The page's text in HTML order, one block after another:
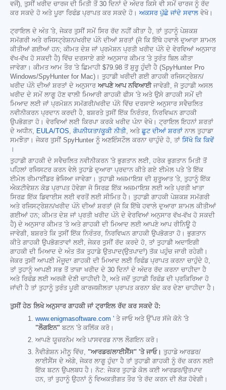
ਵਜੋਂ), ਤੁਸੀਂ ਖਰੀਦ ਚਾਰਜ ਦੀ ਮਿਤੀ ਤੋਂ 30 ਦਿਨਾਂ ਦੇ ਅੰਦਰ ਕਿਸੇ ਵੀ ਸਮੇਂ ਚਾਰਜ ਨੂੰ ਰੱਦ
ਕਰ ਸਕਦੇ ਹੋ ਅਤੇ ਪੂਰਾ ਰਿਫੰਡ ਪ੍ਰਾਪਤ ਕਰ ਸਕਦੇ ਹੋ। ਅਕਸਰ ਪੁੱਛੇ ਜਾਂਦੇ ਸਵਾਲ ਵੇਖੋ।
ਟ੍ਰਾਇਲ ਦੇ ਅੰਤ 'ਤੇ, ਜੇਕਰ ਤੁਸੀਂ ਸਮੇਂ ਸਿਰ ਰੱਦ ਨਹੀਂ ਕੀਤਾ ਹੈ, ਤਾਂ ਤੁਹਾਨੂੰ ਪੇਸ਼ਕਸ਼
ਸਮੱਗਰੀ ਅਤੇ ਰਜਿਸਟ੍ਰੇਸ਼ਨ/ਖਰੀਦ ਪੰਨੇ ਦੀਆਂ ਸ਼ਰਤਾਂ (ਜੋ ਕਿ ਇੱਥੇ ਹਵਾਲੇ ਦੁਆਰਾ ਸ਼ਾਮਲ
ਕੀਤੀਆਂ ਗਈਆਂ ਹਨ; ਕੀਮਤ ਦੇਸ਼ ਜਾਂ ਪ੍ਰਮੋਸ਼ਨ ਪ੍ਰਤੀ ਖਰੀਦ ਪੰਨੇ ਦੇ ਵੇਰਵਿਆਂ ਅਨੁਸਾਰ
ਵੱਖ-ਵੱਖ ਹੋ ਸਕਦੀ ਹੈ) ਵਿੱਚ ਦਰਸਾਏ ਗਏ ਅਨੁਸਾਰ ਕੀਮਤ 'ਤੇ ਤੁਰੰਤ ਬਿਲ ਕੀਤਾ
ਜਾਵੇਗਾ। ਕੀਮਤ ਆਮ ਤੌਰ 'ਤੇ ਛਿਮਾਹੀ $79.98 ਤੋਂ ਸ਼ੁਰੂ ਹੁੰਦੀ ਹੈ (SpyHunter Pro
Windows/SpyHunter for Mac)। ਤੁਹਾਡੀ ਖਰੀਦੀ ਗਈ ਗਾਹਕੀ ਰਜਿਸਟ੍ਰੇਸ਼ਨ/
ਖਰੀਦ ਪੰਨੇ ਦੀਆਂ ਸ਼ਰਤਾਂ ਦੇ ਅਨੁਸਾਰ ਆਪਣੇ ਆਪ ਨਵਿਆਈਜਾਵੇਗੀ, ਜੋ ਤੁਹਾਡੀ ਅਸਲ
ਖਰੀਦ ਦੇ ਸਮੇਂ ਲਾਗੂ ਹੋਣ ਵਾਲੀ ਮਿਆਰੀ ਗਾਹਕੀ ਫੀਸ 'ਤੇ ਅਤੇ ਉਸੇ ਗਾਹਕੀ ਸਮੇਂ ਦੀ
ਮਿਆਦ ਲਈ ਜਾਂ ਪ੍ਰਮੋਸ਼ਨ ਸਮੱਗਰੀ/ਖਰੀਦ ਪੰਨੇ ਵਿੱਚ ਦਰਸਾਏ ਅਨੁਸਾਰ ਸਵੈਚਲਿਤ
ਨਵੀਨੀਕਰਨ ਪ੍ਰਦਾਨ ਕਰਦੀ ਹੈ, ਬਸ਼ਰਤੇ ਤੁਸੀਂ ਇੱਕ ਨਿਰੰਤਰ, ਨਿਰਵਿਘਨ ਗਾਹਕੀ
ਉਪਭੋਗਤਾ ਹੋ। ਵੇਰਵਿਆਂ ਲਈ ਕਿਰਪਾ ਕਰਕੇ ਖਰੀਦ ਪੰਨਾ ਵੇਖੋ। ਟ੍ਰਾਇਲ ਇਹਨਾਂ ਸ਼ਰਤਾਂ
ਦੇ ਅਧੀਨ, EULA/TOS, ਗੋਪਨੀਯਤਾ/ਕੂਕੀ ਨੀਤੀ, ਅਤੇ ਛੂਟ ਦੀਆਂ ਸ਼ਰਤਾਂ ਨਾਲ ਤੁਹਾਡਾ
ਸਮਝੌਤਾ। ਜੇਕਰ ਤੁਸੀਂ SpyHunter ਨੂੰ ਅਣਇੰਸਟੌਲ ਕਰਨਾ ਚਾਹੁੰਦੇ ਹੋ, ਤਾਂ ਸਿੱਖੋ ਕਿ ਕਿਵੇਂ
।
ਤੁਹਾਡੀ ਗਾਹਕੀ ਦੇ ਸਵੈਚਲਿਤ ਨਵੀਨੀਕਰਨ 'ਤੇ ਭੁਗਤਾਨ ਲਈ, ਹਰੇਕ ਭੁਗਤਾਨ ਮਿਤੀ ਤੋਂ
ਪਹਿਲਾਂ ਰਜਿਸਟਰ ਕਰਨ ਵੇਲੇ ਤੁਹਾਡੇ ਦੁਆਰਾ ਪ੍ਰਦਾਨ ਕੀਤੇ ਗਏ ਈਮੇਲ ਪਤੇ 'ਤੇ ਇੱਕ
ਈਮੇਲ ਰੀਮਾਈਂਡਰ ਭੇਜਿਆ ਜਾਵੇਗਾ। ਤੁਹਾਡੀ ਅਜ਼ਮਾਇਸ਼ ਦੀ ਸ਼ੁਰੂਆਤ 'ਤੇ, ਤੁਹਾਨੂੰ ਇੱਕ
ਐਕਟੀਵੇਸ਼ਨ ਕੋਡ ਪ੍ਰਾਪਤ ਹੋਵੇਗਾ ਜੋ ਸਿਰਫ਼ ਇੱਕ ਅਜ਼ਮਾਇਸ਼ ਲਈ ਅਤੇ ਪ੍ਰਤੀ ਖਾਤਾ
ਸਿਰਫ਼ ਇੱਕ ਡਿਵਾਈਸ ਲਈ ਵਰਤੋਂ ਲਈ ਸੀਮਿਤ ਹੈ। ਤੁਹਾਡੀ ਗਾਹਕੀ ਪੇਸ਼ਕਸ਼ ਸਮੱਗਰੀ
ਅਤੇ ਰਜਿਸਟ੍ਰੇਸ਼ਨ/ਖਰੀਦ ਪੰਨੇ ਦੀਆਂ ਸ਼ਰਤਾਂ (ਜੋ ਕਿ ਇੱਥੇ ਹਵਾਲੇ ਦੁਆਰਾ ਸ਼ਾਮਲ ਕੀਤੀਆਂ
ਗਈਆਂ ਹਨ; ਕੀਮਤ ਦੇਸ਼ ਜਾਂ ਪ੍ਰਤੀ ਖਰੀਦ ਪੰਨੇ ਦੇ ਵੇਰਵਿਆਂ ਅਨੁਸਾਰ ਵੱਖ-ਵੱਖ ਹੋ ਸਕਦੀ
ਹੈ) ਦੇ ਅਨੁਸਾਰ ਕੀਮਤ 'ਤੇ ਅਤੇ ਗਾਹਕੀ ਦੀ ਮਿਆਦ ਲਈ ਆਪਣੇ ਆਪ ਰੀਨਿਊ ਹੋ
ਜਾਵੇਗੀ, ਬਸ਼ਰਤੇ ਕਿ ਤੁਸੀਂ ਇੱਕ ਨਿਰੰਤਰ, ਨਿਰਵਿਘਨ ਗਾਹਕੀ ਉਪਭੋਗਤਾ ਹੋ। ਭੁਗਤਾਨ
ਕੀਤੇ ਗਾਹਕੀ ਉਪਭੋਗਤਾਵਾਂ ਲਈ, ਜੇਕਰ ਤੁਸੀਂ ਰੱਦ ਕਰਦੇ ਹੋ, ਤਾਂ ਤੁਹਾਡੀ ਅਦਾਇਗੀ
ਗਾਹਕੀ ਦੀ ਮਿਆਦ ਦੇ ਅੰਤ ਤੱਕ ਤੁਹਾਡੇ ਉਤਪਾਦ(ਉਤਪਾਦਾਂ) ਤੱਕ ਪਹੁੰਚ ਜਾਰੀ ਰਹੇਗੀ।
ਜੇਕਰ ਤੁਸੀਂ ਆਪਣੀ ਮੌਜੂਦਾ ਗਾਹਕੀ ਦੀ ਮਿਆਦ ਲਈ ਰਿਫੰਡ ਪ੍ਰਾਪਤ ਕਰਨਾ ਚਾਹੁੰਦੇ ਹੋ,
ਤਾਂ ਤੁਹਾਨੂੰ ਆਪਣੀ ਸਭ ਤੋਂ ਤਾਜ਼ਾ ਖਰੀਦ ਦੇ 30 ਦਿਨਾਂ ਦੇ ਅੰਦਰ ਰੱਦ ਕਰਨਾ ਚਾਹੀਦਾ ਹੈ
ਅਤੇ ਰਿਫੰਡ ਲਈ ਅਰਜ਼ੀ ਦੇਣੀ ਚਾਹੀਦੀ ਹੈ, ਅਤੇ ਜਦੋਂ ਤੁਹਾਡੀ ਰਿਫੰਡ ਦੀ ਪ੍ਰਕਿਰਿਆ ਹੋ
ਜਾਂਦੀ ਹੈ ਤਾਂ ਤੁਹਾਨੂੰ ਤੁਰੰਤ ਪੂਰੀ ਕਾਰਜਸ਼ੀਲਤਾ ਪ੍ਰਾਪਤ ਕਰਨਾ ਬੰਦ ਕਰ ਦੇਣਾ ਚਾਹੀਦਾ ਹੈ।
ਤੁਸੀਂ ਹੇਠ ਲਿਖੇ ਅਨੁਸਾਰ ਗਾਹਕੀ ਜਾਂ ਟ੍ਰਾਇਲ ਰੱਦ ਕਰ ਸਕਦੇ ਹੋ:
www.enigmasoftware.com ' ਤੇ ਜਾਓ ਅਤੇ ਉੱਪਰ ਸੱਜੇ ਕੋਨੇ 'ਤੇ
"ਲੌਗਇਨ" ਬਟਨ 'ਤੇ ਕਲਿੱਕ ਕਰੋ।
ਆਪਣੇ ਯੂਜ਼ਰਨੇਮ ਅਤੇ ਪਾਸਵਰਡ ਨਾਲ ਲੌਗਇਨ ਕਰੋ।
ਨੈਵੀਗੇਸ਼ਨ ਮੀਨੂ ਵਿੱਚ, "ਆਰਡਰ/ਲਾਈਸੈਂਸ" 'ਤੇ ਜਾਓ। ਤੁਹਾਡੇ ਆਰਡਰ/
ਲਾਈਸੈਂਸ ਦੇ ਅੱਗੇ, ਜੇਕਰ ਲਾਗੂ ਹੁੰਦਾ ਹੈ ਤਾਂ ਤੁਹਾਡੀ ਗਾਹਕੀ ਨੂੰ ਰੱਦ ਕਰਨ ਲਈ
ਇੱਕ ਬਟਨ ਉਪਲਬਧ ਹੈ। ਨੋਟ: ਜੇਕਰ ਤੁਹਾਡੇ ਕੋਲ ਕਈ ਆਰਡਰ/ਉਤਪਾਦ
ਹਨ, ਤਾਂ ਤੁਹਾਨੂੰ ਉਹਨਾਂ ਨੂੰ ਵਿਅਕਤੀਗਤ ਤੌਰ 'ਤੇ ਰੱਦ ਕਰਨ ਦੀ ਲੋੜ ਹੋਵੇਗੀ।